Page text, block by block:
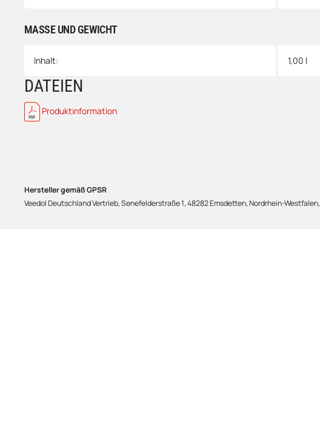
MASSE UND GEWICHT
Inhalt: 1,00 l
DATEIEN
Produktinformation
Hersteller gemäß GPSR
Veedol Deutschland Vertrieb, Senefelderstraße 1, 48282 Emsdetten, Nordrhein-